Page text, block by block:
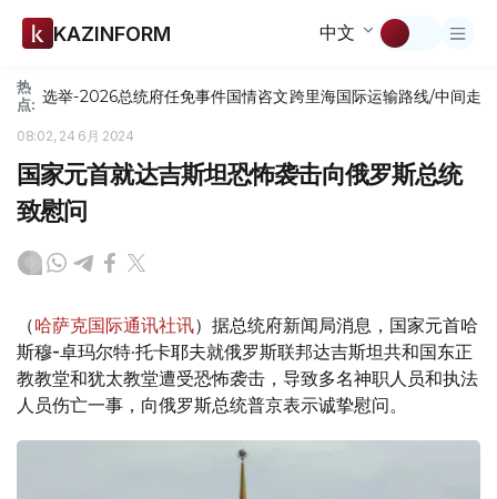
KAZINFORM 中文
热
点: 选举-2026总统府任免事件国情咨文跨里海国际运输路线/中间走廊
08:02, 24 6月 2024
国家元首就达吉斯坦恐怖袭击向俄罗斯总统
致慰问
（哈萨克国际通讯社讯）据总统府新闻局消息，国家元首哈
斯穆-卓玛尔特·托卡耶夫就俄罗斯联邦达吉斯坦共和国东正
教教堂和犹太教堂遭受恐怖袭击，导致多名神职人员和执法
人员伤亡一事，向俄罗斯总统普京表示诚挚慰问。